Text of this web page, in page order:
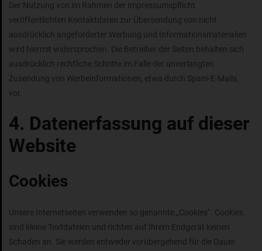
Der Nutzung von im Rahmen der Impressumspflicht
veröffentlichten Kontaktdaten zur Übersendung von nicht
ausdrücklich angeforderter Werbung und Informationsmaterialien
wird hiermit widersprochen. Die Betreiber der Seiten behalten sich
ausdrücklich rechtliche Schritte im Falle der unverlangten
Zusendung von Werbeinformationen, etwa durch Spam-E-Mails,
vor.
4. Datenerfassung auf dieser
Website
Cookies
Unsere Internetseiten verwenden so genannte „Cookies“. Cookies
sind kleine Textdateien und richten auf Ihrem Endgerät keinen
Schaden an. Sie werden entweder vorübergehend für die Dauer